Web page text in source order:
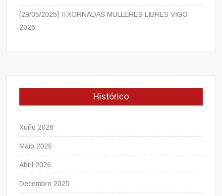
[29/05/2025] II XORNADAS MULLERES LIBRES VIGO
2026
Histórico
Xuño 2026
Maio 2026
Abril 2026
Decembro 2025